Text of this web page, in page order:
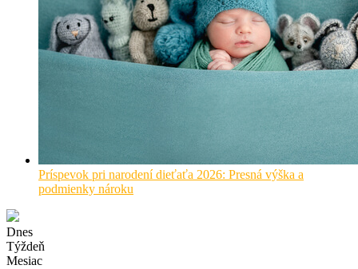
Príspevok pri narodení dieťaťa 2026: Presná výška a
podmienky nároku
Dnes
Týždeň
Mesiac